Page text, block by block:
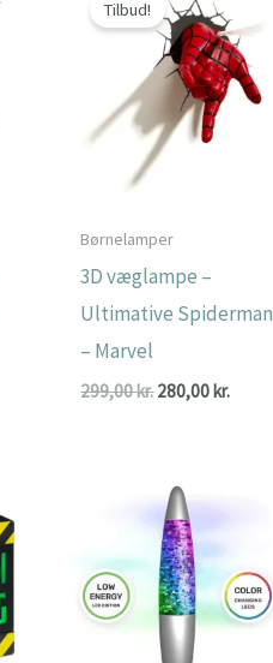
Tilbud!
Børnelamper
3D væglampe –
Ultimative Spiderman
– Marvel
299,00kr.Den
299,00 kr..
280,00 kr.Den